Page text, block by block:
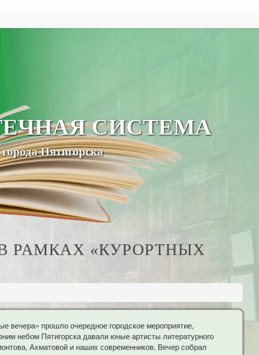
СИСТЕМА
Пятигорска
РАМКАХ «КУРОРТНЫХ
вечера» прошло очередное городское мероприятие,
небом Пятигорска давали юные артисты литературного
Ахматовой и наших современников. Вечер собрал